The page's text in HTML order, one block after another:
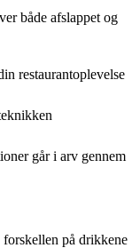
både afslappet og
restaurantoplevelse
går i arv gennem
forskellen på drikkene